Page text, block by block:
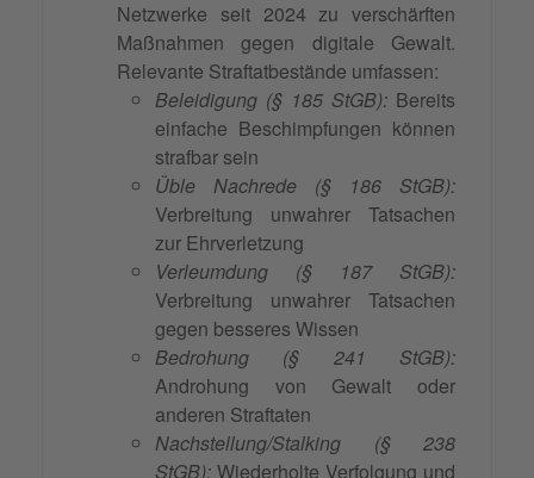
Netzwerke seit 2024 zu verschärften
Maßnahmen gegen digitale Gewalt.
Relevante Straftatbestände umfassen:
Beleidigung (§ 185 StGB): Bereits
einfache Beschimpfungen können
strafbar sein
Üble Nachrede (§ 186 StGB):
Verbreitung unwahrer Tatsachen
zur Ehrverletzung
Verleumdung (§ 187 StGB):
Verbreitung unwahrer Tatsachen
gegen besseres Wissen
Bedrohung (§ 241 StGB):
Androhung von Gewalt oder
anderen Straftaten
Nachstellung/Stalking (§ 238
StGB): Wiederholte Verfolgung und